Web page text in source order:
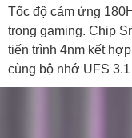
Tốc độ cảm ứng
trong gaming. Chip
tiến trình 4nm kết
cùng bộ nhớ UFS